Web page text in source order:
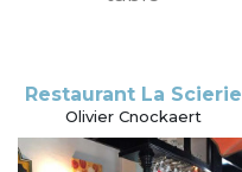
Restaurant La Scierie
Olivier Cnockaert